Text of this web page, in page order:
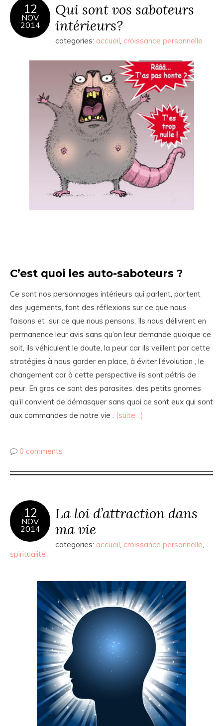
12
NOV
2014
Qui sont vos saboteurs
intérieurs?
categories: accueil, croissance personnelle
C’est quoi les auto-saboteurs ?
Ce sont nos personnages intérieurs qui parlent, portent
des jugements, font des réflexions sur ce que nous
faisons et sur ce que nous pensons; Ils nous délivrent en
permanence leur avis sans qu’on leur demande quoique ce
soit, ils véhiculent le doute, la peur car ils veillent par cette
stratégies à nous garder en place, à éviter l’évolution , le
changement car à cette perspective ils sont pétris de
peur. En gros ce sont des parasites, des petits gnomes
qu’il convient de démasquer sans quoi ce sont eux qui sont
aux commandes de notre vie . (suite…)
0 comments
12
NOV
2014
La loi d’attraction dans
ma vie
categories: accueil, croissance personnelle,
spiritualité